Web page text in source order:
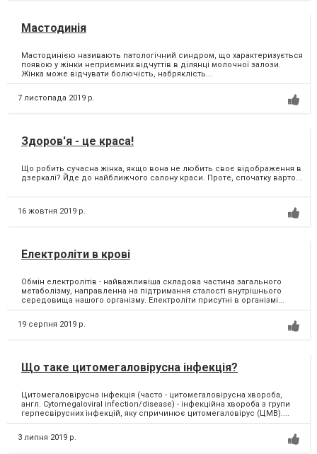
Мастодинія
Мастодинією називають патологічний синдром, що характеризується
появою у жінки неприємних відчуттів в ділянці молочної залози.
Жінка може відчувати болючість, набряклість...
7 листопада 2019 р.
Здоров'я - це краса!
Що робить сучасна жінка, якщо вона не любить своє відображення в
дзеркалі? Йде до найближчого салону краси. Проте, спочатку варто...
16 жовтня 2019 р.
Електроліти в крові
Обмін електролітів - найважливіша складова частина загального
метаболізму, направленна на підтримання сталості внутрішнього
середовища нашого організму. Електроліти присутні в організмі...
19 серпня 2019 р.
Що таке цитомегаловірусна інфекція?
Цитомегаловірусна інфекція (часто - цитомегаловірусна хвороба,
англ. Cytomegaloviral infection/disease) - інфекційна хвороба з групи
герпесвірусних інфекцій, яку спричинює цитомегаловірус (ЦМВ)....
3 липня 2019 р.